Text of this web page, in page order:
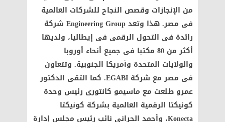
من الإنجازات وقصص النجاح للشركات العالمية
فى مصر. هذا وتعد Engineering Group شركة
رائدة فى التحول الرقمى فى إيطاليا، ولديها
أكثر من 80 مكتبا فى جميع أنحاء أوروبا
والولايات المتحدة وأمريكا الجنوبية. وتتعاون
فى مصر مع شركة EGABI. كما التقى الدكتور
عمرو طلعت مع ماسيمو كانتورى رئيس وحدة
كونيكتا الرقمية العالمية بشركة كونيكتا
Konecta، وأحمد الحرانى نائب رئيس مجلس إدارة